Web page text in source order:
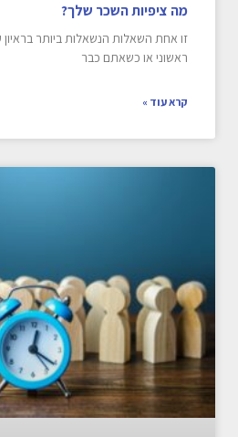
מה ציפיות השכר שלך?
זו אחת השאלות הנשאלות ביותר בראיון
ראשוני או כשאתם כבר
קרא עוד »